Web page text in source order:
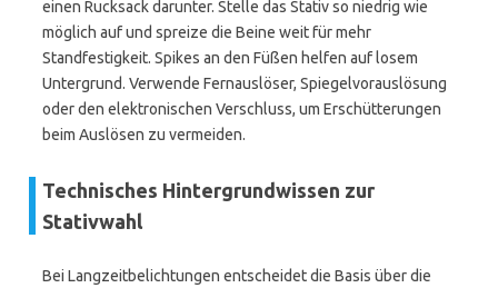
einen Rucksack darunter. Stelle das Stativ so niedrig wie
möglich auf und spreize die Beine weit für mehr
Standfestigkeit. Spikes an den Füßen helfen auf losem
Untergrund. Verwende Fernauslöser, Spiegelvorauslösung
oder den elektronischen Verschluss, um Erschütterungen
beim Auslösen zu vermeiden.
Technisches Hintergrundwissen zur
Stativwahl
Bei Langzeitbelichtungen entscheidet die Basis über die